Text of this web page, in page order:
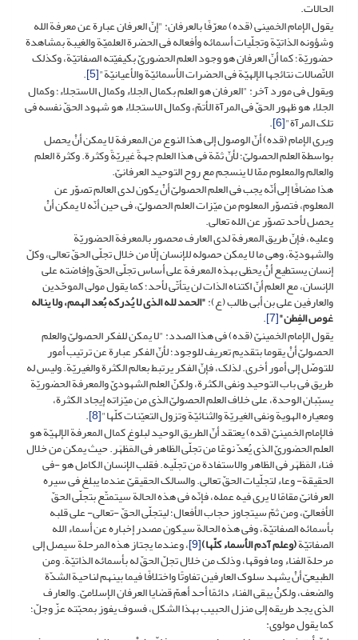
الحالات.
یقول الإمام الخمینی (قده) معرّفًا بالعرفان: "إنّ العرفان عبارة عن معرفة الله
وشؤونه الذاتیّة وتجلّیات أسمائه وأفعاله فی الحضرة العلمیّة والغیبة بمشاهدة
حضوریّة؛ کما أنّ العرفان هو وجود العلم الحضوریّ بکیفیّته الصفاتیّة، وکذلک
الاتّصالات نتائجها الإلهیّة فی الحضرات الأسمائیّة والأعیانیّة"[5]
.
ویقول فی مورد آخر: "العرفان هو العلم بکمال الجلاء وکمال الاستجلاء؛ وکمال
الجلاء هو ظهور الحقّ فی المرآة الأتمّ، وکمال الاستجلاء هو شهود الحقّ نفسه فی
تلک المرآة"[6]
.
ویرى الإمام (قده) أنّ الوصول إلى هذا النوع من المعرفة لا یمکن أنْ یحصل
بواسطة العلم الحصولیّ؛ لأنّ ثمّة فی هذا العلم جهةً غیریّةً وکثرة. وکثرة العلم
والعالم والمعلوم ممّا لا ینسجم مع روح التوحید العرفانیّ.
هذا مضافًا إلى أنّه یجب فی العلم الحصولیّ أنْ یکون لدى العالم تصوّر عن
المعلوم، فتصوّر المعلوم من میّزات العلم الحصولیّ، فی حین أنّه لا یمکن أنْ
یحصل لأحد تصوّر عن الله تعالى.
وعلیه، فإنّ طریق المعرفة لدى العارف محصور بالمعرفة الحضوریّة
والشهودیّة، وهی ما لا یمکن حصوله للإنسان إلّا من خلال تجلّی الحقّ تعالى، وکلّ
إنسان یستطیع أنْ یحظى بهذه المعرفة على أساس تجلّی الحقّ وإفاضته على
الإنسان، مع العلم أنّ اکتناه الذات لن یتأتّى لأحد؛ کما یقول مولى الموحّدین
والعارفین علی بن أبی طالب (ع):"الحمد لله الذی لا یُدرکه بُعد الهمم، ولا یناله
غوص الفِطن"[7]
.
یقول الإمام الخمینیّ (قده) فی هذا الصدد: "لا یمکن للفکر الحصولیّ والعلم
الحصولیّ أنْ یقوما بتقدیم تعریف للوجود؛ لأنّ الفکر عبارة عن ترتیب أمور
للتوصّل إلى أمور أخرى. لذلک، فإنّ الفکر یرتبط بعالم الکثرة والغیریّة. ولیس له
طریق فی باب التوحید ونفی الکثرة، ولکنّ العلم الشهودیّ والمعرفة الحضوریّة
یسبّبان الوحدة، على خلاف العلم الحصولیّ الذی من میّزاته إیجاد الکثرة،
ومعیاره الهویة ونفی الغیریّة والثنائیّة وتزول التعیّنات کلّها"[8]
.
فالإمام الخمینیّ (قده) یعتقد أنّ الطریق الوحید لبلوغ کمال المعرفة الإلهیّة هو
العلم الحضوریّ الذی یُعدّ نوعًا من تجلّی الظاهر فی المَظهَر. حیث یمکن من خلال
فناء المَظهَر فی الظاهر والاستفادة من تجلّیه. فقلب الإنسان الکامل هو -فی
الحقیقة- وعاء لتجلّیات الحقّ تعالى. والسالک الحقیقیّ عندما یبلغ فی سیره
العرفانیّ مقامًا لا یرى فیه عمله، فإنّه فی هذه الحالة سیتمتّع بتجلّی الحقّ
الأفعالیّ، ومن ثمّ سیتجاوز حجاب الأفعال؛ لیتجلّى الحقّ -تعالى- على قلبه
بأسمائه الصفاتیّة، وفی هذه الحالة سیکون مصدر إخباره عن أسماء الله
الصفاتیّة(وعلم آدم الأسماء کلّها)[9] ، وعندما یجتاز هذه المرحلة سیصل إلى
مرحلة الفناء وما فوقها، وذلک من خلال تجلّ الحقّ له بأسمائه الذاتیّة. ومن
الطبیعیّ أنْ یشهد سلوک العارفین تفاوتًا واختلافًا فیما بینهم لناحیة الشدّة
والضعف، ولکنْ یبقى الفناء دائمًا أحد أهمّ قضایا العرفان الإسلامیّ. والعارف
الذی یجد طریقه إلى منزل الحبیب بهذا الشکل، فسوف یفوز بمحبّته عزّ وجلّ؛
کما یقول مولوی: